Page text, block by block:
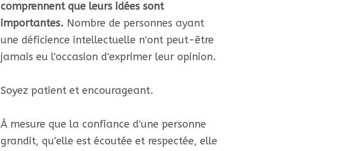
comprennent que leurs idées sont
importantes. Nombre de personnes ayant
une déficience intellectuelle n'ont peut-être
jamais eu l'occasion d'exprimer leur opinion.
Soyez patient et encourageant.
À mesure que la confiance d'une personne
grandit, qu'elle est écoutée et respectée, elle